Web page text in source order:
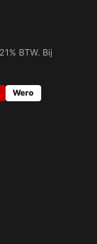
BTW. Bij
Wero